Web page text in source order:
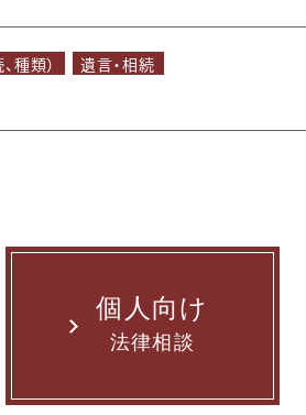
種類） 遺言・相続
個人向け
法律相談